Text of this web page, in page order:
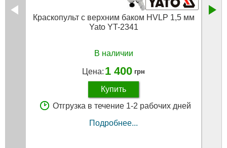
Краскопульт с верхним баком HVLP 1,5 мм
Yato YT-2341
В наличии
Цена: 1 400 грн
Купить
Отгрузка в течение 1-2 рабочих дней
Подробнее...